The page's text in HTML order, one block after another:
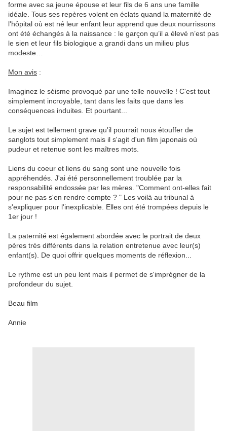
forme avec sa jeune épouse et leur fils de 6 ans une famille
idéale. Tous ses repères volent en éclats quand la maternité de
l'hôpital où est né leur enfant leur apprend que deux nourrissons
ont été échangés à la naissance : le garçon qu’il a élevé n’est pas
le sien et leur fils biologique a grandi dans un milieu plus
modeste…
Mon avis :
Imaginez le séisme provoqué par une telle nouvelle ! C'est tout
simplement incroyable, tant dans les faits que dans les
conséquences induites. Et pourtant...
Le sujet est tellement grave qu'il pourrait nous étouffer de
sanglots tout simplement mais il s'agit d'un film japonais où
pudeur et retenue sont les maîtres mots.
Liens du coeur et liens du sang sont une nouvelle fois
appréhendés. J'ai été personnellement troublée par la
responsabilité endossée par les mères. "Comment ont-elles fait
pour ne pas s'en rendre compte ? " Les voilà au tribunal à
s'expliquer pour l'inexplicable. Elles ont été trompées depuis le
1er jour !
La paternité est également abordée avec le portrait de deux
pères très différents dans la relation entretenue avec leur(s)
enfant(s). De quoi offrir quelques moments de réflexion...
Le rythme est un peu lent mais il permet de s'imprégner de la
profondeur du sujet.
Beau film
Annie